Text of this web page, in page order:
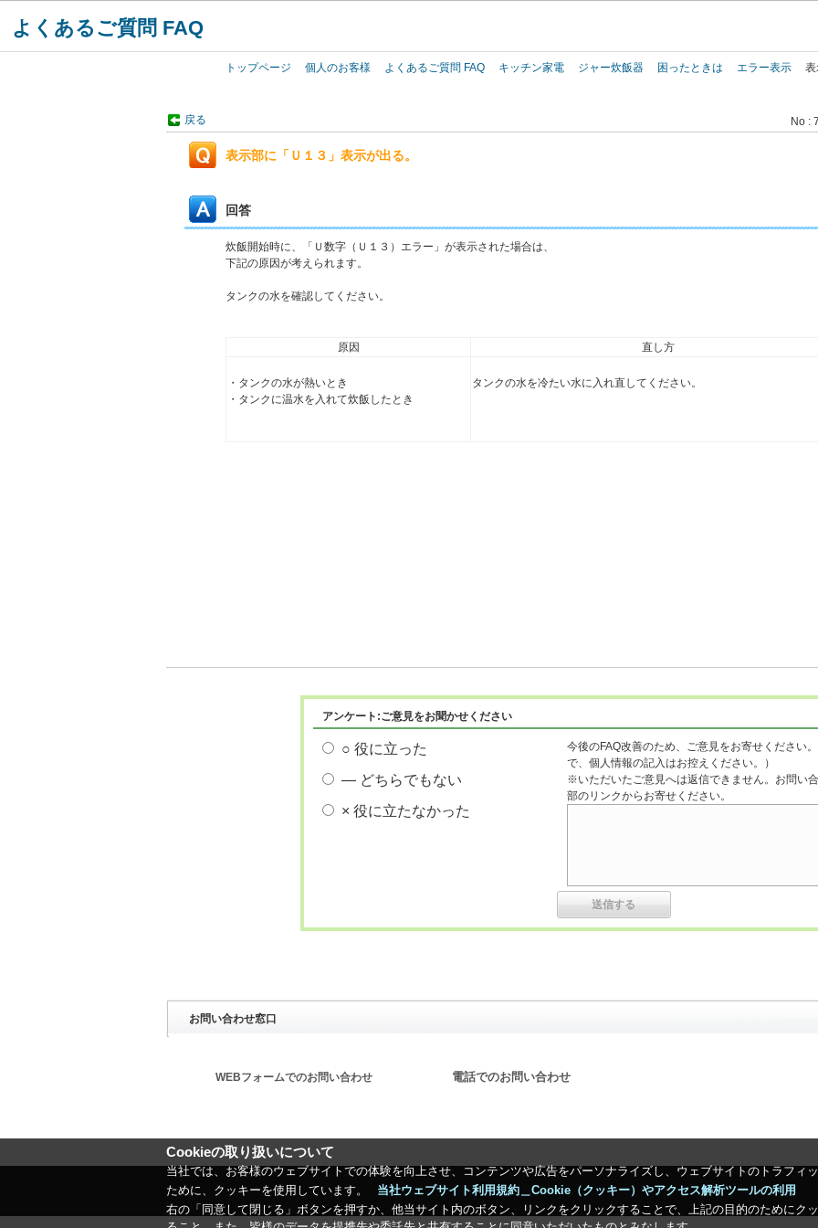
よくあるご質問 FAQ
トップページ 個人のお客様 よくあるご質問 FAQ キッチン家電 ジャー炊飯器 困ったときは エラー表示
表
戻る No :
表示部に「Ｕ１３」表示が出る。
回答
炊飯開始時に、「Ｕ数字（Ｕ１３）エラー」が表示された場合は、
下記の原因が考えられます。
タンクの水を確認してください。
原因 直し方
・タンクの水が熱いとき
・タンクに温水を入れて炊飯したとき
タンクの水を冷たい水に入れ直してください。
アンケート:ご意見をお聞かせください
○ 役に立った
― どちらでもない
× 役に立たなかった
今後のFAQ改善のため、ご意見をお寄せください
で、個人情報の記入はお控えください。）
※いただいたご意見へは返信できません。お問い
部のリンクからお寄せください。
お問い合わせ窓口
WEBフォームでのお問い合わせ 電話でのお問い合わせ
Cookieの取り扱いについて
当社では、お客様のウェブサイトでの体験を向上させ、コンテンツや広告をパーソナライズし、ウェブサイトのトラフィ
ために、クッキーを使用しています。
当社ウェブサイト利用規約＿Cookie（クッキー）やアクセス解析ツールの利用
右の「同意して閉じる」ボタンを押すか、他当サイト内のボタン、リンクをクリックすることで、上記の目的のためにク